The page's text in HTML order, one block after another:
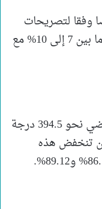
وفقا لتصريحات
وزير التعليم العالي والبحث العلمي ما بين 7 إلى 10% مع
بلغ الحد الأدنى للقبول بها العام الماضي نحو 394.5 درجة
أن تنخفض هذه